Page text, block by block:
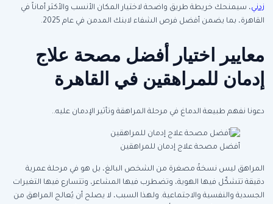
زدني، سيمنحك خريطة طريق واضحة لاختيار المكان الأنسب والأكثر أماناً في
القاهرة، بما يضمن أفضل فرص الشفاء لابنك المدمن في عام 2025.
معايير اختيار أفضل مصحة علاج
إدمان للمراهقين في القاهرة
دعونا نفهم طبيعة الدماغ في مرحلة المراهقة وتأثير الإدمان عليه..
أفضل مصحة علاج إدمان للمراهقين
المراهق ليس نسخةً مصغرة من الشخص البالغ، بل هو في مرحلة عمرية
دقيقة تتشكّل فيها الهوية، وتضطرب فيها المشاعر، وتتسارع فيها التغيرات
الجسدية والنفسية والاجتماعية. ولهذا السبب، لا يصلح أن يُعالج المراهق من